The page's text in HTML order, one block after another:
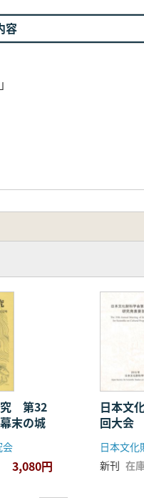
容
究 第32
末の城
会
3,080円
日本文
回大会
日本文化
新刊 在